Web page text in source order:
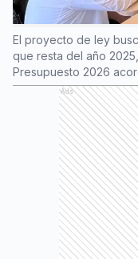
El proyecto de ley
que resta del año
Presupuesto 2026
Ads